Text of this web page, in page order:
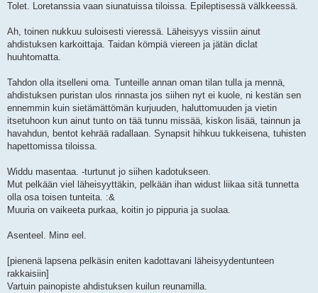
Tolet. Loretanssia vaan siunatuissa tiloissa. Epileptisessä välkkeessä.
Ah, toinen nukkuu suloisesti vieressä. Läheisyys vissiin ainut
ahdistuksen karkoittaja. Taidan kömpiä viereen ja jätän diclat
huuhtomatta.
Tahdon olla itselleni oma. Tunteille annan oman tilan tulla ja mennä,
ahdistuksen puristan ulos rinnasta jos siihen nyt ei kuole, ni kestän sen
ennemmin kuin sietämättömän kurjuuden, haluttomuuden ja vietin
itsetuhoon kun ainut tunto on tää tunnu missää, kiskon lisää, tainnun ja
havahdun, bentot kehrää radallaan. Synapsit hihkuu tukkeisena, tuhisten
hapettomissa tiloissa.
Widdu masentaa. -turtunut jo siihen kadotukseen.
Mut pelkään viel läheisyyttäkin, pelkään ihan widust liikaa sitä tunnetta
olla osa toisen tunteita. :&
Muuria on vaikeeta purkaa, koitin jo pippuria ja suolaa.
Asenteel. Min¤ eel.
[pienenä lapsena pelkäsin eniten kadottavani läheisyydentunteen
rakkaisiin]
Vartuin painopiste ahdistuksen kuilun reunamilla.